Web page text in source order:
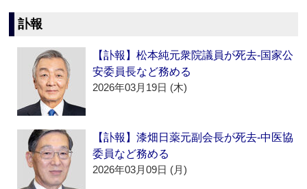
訃報
【訃報】松本純元衆院議員が死去‐国家公
安委員長など務める
2026年03月19日 (木)
【訃報】漆畑日薬元副会長が死去‐中医協
委員など務める
2026年03月09日 (月)